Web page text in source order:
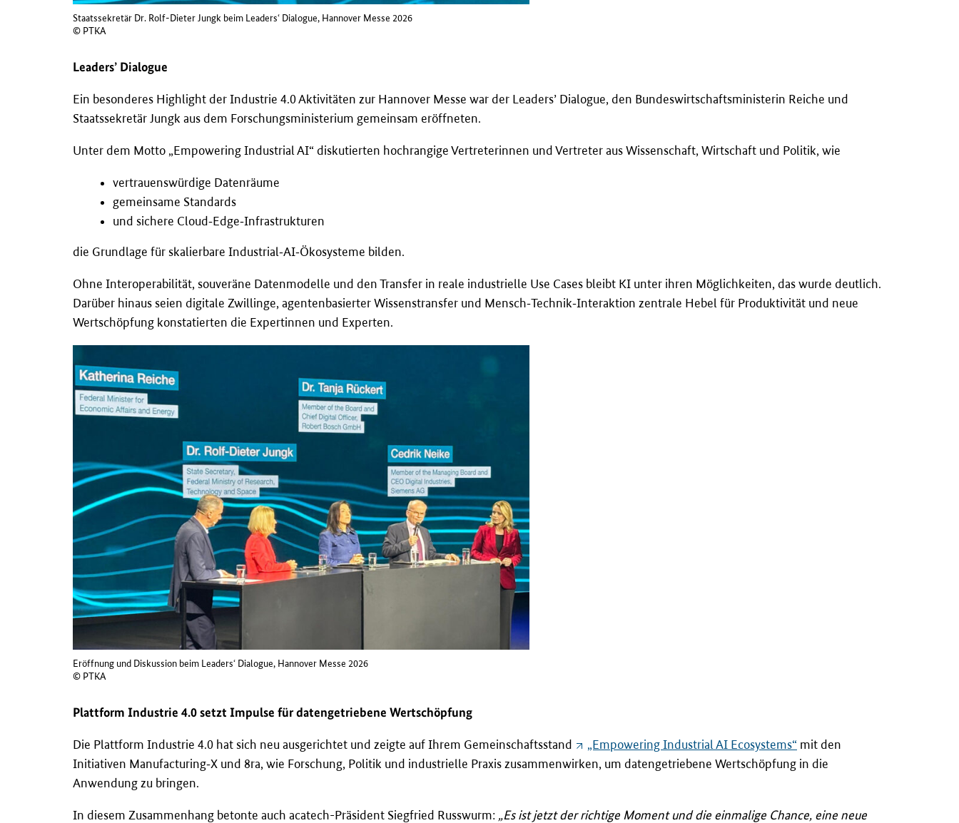
Staatssekretär Dr. Rolf-Dieter Jungk beim Leaders‘ Dialogue, Hannover Messe 2026
© PTKA
Leaders’ Dialogue
Ein besonderes Highlight der Industrie 4.0 Aktivitäten zur Hannover Messe war der Leaders’ Dialogue, den Bundeswirtschaftsministerin Reiche und
Staatssekretär Jungk aus dem Forschungsministerium gemeinsam eröffneten.
Unter dem Motto „Empowering Industrial AI“ diskutierten hochrangige Vertreterinnen und Vertreter aus Wissenschaft, Wirtschaft und Politik, wie
vertrauenswürdige Datenräume
gemeinsame Standards
und sichere Cloud‑Edge‑Infrastrukturen
die Grundlage für skalierbare Industrial‑AI‑Ökosysteme bilden.
Ohne Interoperabilität, souveräne Datenmodelle und den Transfer in reale industrielle Use Cases bleibt KI unter ihren Möglichkeiten, das wurde deutlich.
Darüber hinaus seien digitale Zwillinge, agentenbasierter Wissenstransfer und Mensch‑Technik‑Interaktion zentrale Hebel für Produktivität und neue
Wertschöpfung konstatierten die Expertinnen und Experten.
Eröffnung und Diskussion beim Leaders‘ Dialogue, Hannover Messe 2026
© PTKA
Plattform Industrie 4.0 setzt Impulse für datengetriebene Wertschöpfung
Die Plattform Industrie 4.0 hat sich neu ausgerichtet und zeigte auf Ihrem Gemeinschaftsstand „Empowering Industrial AI Ecosystems“ mit den
Initiativen Manufacturing‑X und 8ra, wie Forschung, Politik und industrielle Praxis zusammenwirken, um datengetriebene Wertschöpfung in die
Anwendung zu bringen.
In diesem Zusammenhang betonte auch acatech-Präsident Siegfried Russwurm: „Es ist jetzt der richtige Moment und die einmalige Chance, eine neue